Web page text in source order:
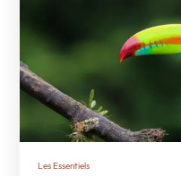
Les Essentiels